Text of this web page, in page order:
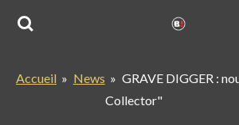
Passer
principal
Accueil » News » GRAVE DIGGER :
Collector"